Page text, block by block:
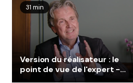
31 min
Version du réalisateur : le
point de vue de l'expert -